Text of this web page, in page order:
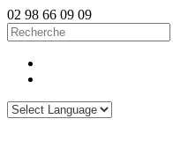
02 98 66 09 09